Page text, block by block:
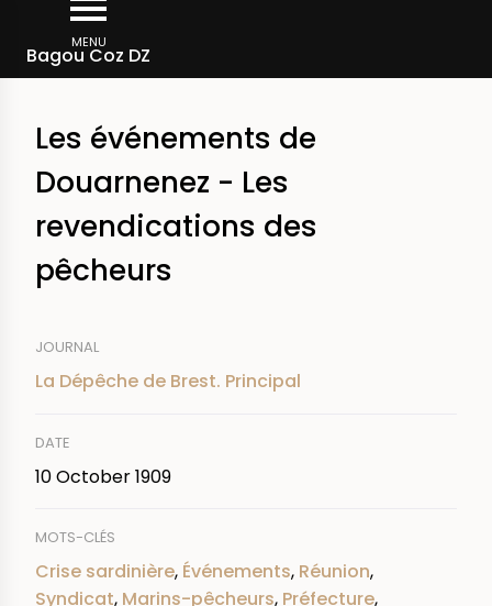
main
MENU
Bagou Coz DZ
Breadcrumb
Les événements de
Douarnenez - Les
revendications des
pêcheurs
JOURNAL
La Dépêche de Brest. Principal
DATE
10 October 1909
MOTS-CLÉS
Crise sardinière, Événements, Réunion,
Syndicat, Marins-pêcheurs, Préfecture,